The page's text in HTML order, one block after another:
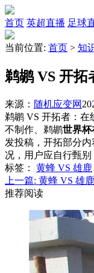
首页 英超直播 足球
当前位置: 首页 > 知
鹈鹕 VS 开拓
来源： 随机应变网
鹈鹕 VS 开拓者：
不制作、鹈鹕世界杯
发投稿，开拓部分
况，用户应自行甄
标签 ： 黄蜂 VS 雄鹿
上一篇: 黄蜂 VS 雄鹿
推荐阅读